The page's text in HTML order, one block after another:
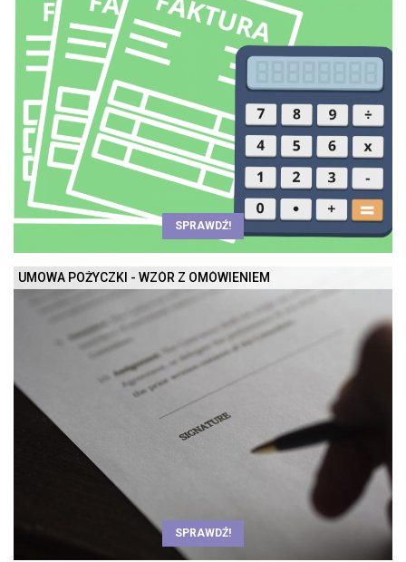
SPRAWDŹ!
UMOWA POŻYCZKI - WZÓR Z OMÓWIENIEM
SPRAWDŹ!